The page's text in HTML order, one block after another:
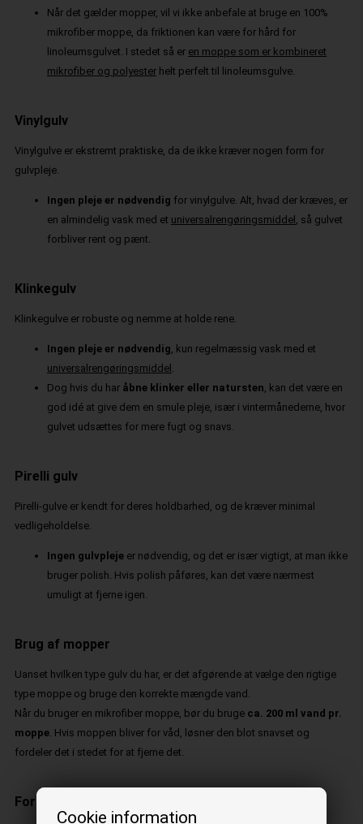
Cookie information
Når det gælder mopper, vil vi ikke anbefale at bruge en 100%
mikrofiber moppe, da friktionen kan være for hård for
linoleumsgulvet. I stedet så er en moppe som er kombineret
mikrofiber og polyesterhelt perfelt til linoleumsgulve.
Vinylgulv
Vinylgulve er ekstremt praktiske, da de ikke kræver nogen form for
gulvpleje.
Ingen pleje er nødvendig for vinylgulve. Alt, hvad der kræves, er
en almindelig vask med et universalrengøringsmiddel
, så gulvet
forbliver rent og pænt.
Klinkegulv
Klinkegulve er robuste og nemme at holde rene.
Ingen pleje er nødvendig , kun regelmæssig vask med et
universalrengøringsmiddel
Dog hvis du haråbne klinker eller natursten , kan det være en
god idé at give dem en smule pleje, især i vintermånederne, hvor
gulvet udsættes for mere fugt og snavs.
Pirelli gulv
Pirelli-gulve er kendt for deres holdbarhed, og de kræver minimal
vedligeholdelse.
Ingen gulvplejeer nødvendig, og det er især vigtigt, at man ikke
bruger polish. Hvis polish påføres, kan det være nærmest
umuligt at fjerne igen.
Brug af mopper
Uanset hvilken type gulv du har, er det afgørende at vælge den rigtige
type moppe og bruge den korrekte mængde vand.
Når du bruger en mikrofiber moppe, bør du bruge ca. 200 ml vand pr.
moppe. Hvis moppen bliver for våd, løsner den blot snavset og
fordeler det i stedet for at fjerne det.
Forfugtning af mopper